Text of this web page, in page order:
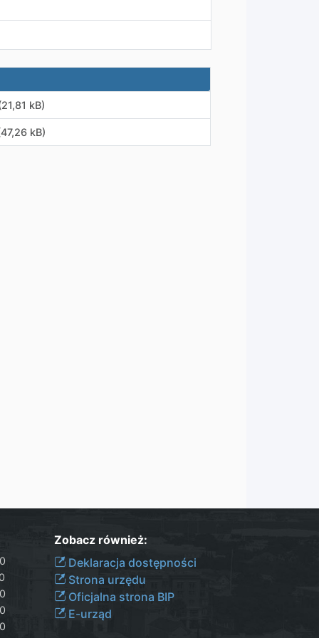
kB)
kB)
Zobacz również:
Deklaracja dostępności
Strona urzędu
Oficjalna strona BIP
E-urząd